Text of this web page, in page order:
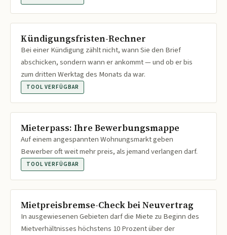
Kündigungsfristen-Rechner
Bei einer Kündigung zählt nicht, wann Sie den Brief
abschicken, sondern wann er ankommt — und ob er bis
zum dritten Werktag des Monats da war.
TOOL VERFÜGBAR
Mieterpass: Ihre Bewerbungsmappe
Auf einem angespannten Wohnungsmarkt geben
Bewerber oft weit mehr preis, als jemand verlangen darf.
TOOL VERFÜGBAR
Mietpreisbremse-Check bei Neuvertrag
In ausgewiesenen Gebieten darf die Miete zu Beginn des
Mietverhältnisses höchstens 10 Prozent über der